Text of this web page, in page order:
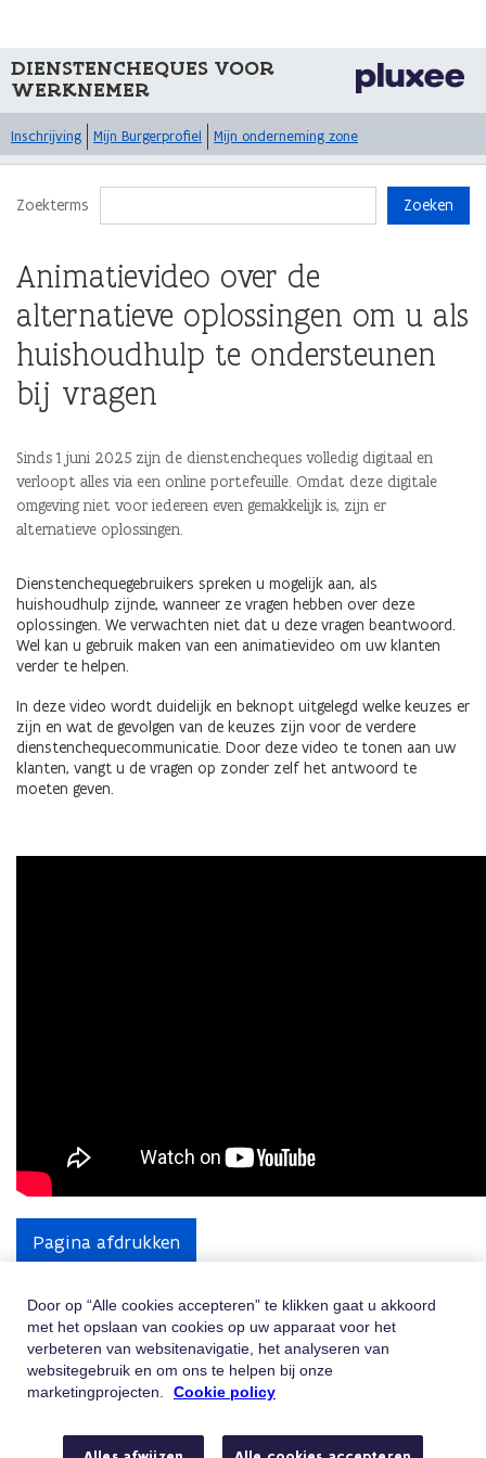
DIENSTENCHEQUES VOOR
WERKNEMER
Inschrijving Mijn Burgerprofiel Mijn onderneming zone
Zoekterms Zoeken
Animatievideo over de
alternatieve oplossingen om u als
huishoudhulp te ondersteunen
bij vragen
Sinds 1 juni 2025 zijn de dienstencheques volledig digitaal en
verloopt alles via een online portefeuille. Omdat deze digitale
omgeving niet voor iedereen even gemakkelijk is, zijn er
alternatieve oplossingen.
Dienstenchequegebruikers spreken u mogelijk aan, als
huishoudhulp zijnde, wanneer ze vragen hebben over deze
oplossingen. We verwachten niet dat u deze vragen beantwoord.
Wel kan u gebruik maken van een animatievideo om uw klanten
verder te helpen.
In deze video wordt duidelijk en beknopt uitgelegd welke keuzes er
zijn en wat de gevolgen van de keuzes zijn voor de verdere
dienstenchequecommunicatie. Door deze video te tonen aan uw
klanten, vangt u de vragen op zonder zelf het antwoord te
moeten geven.
Pagina afdrukken
Hulp Nodig
Vindt u niet wat u zoekt? Contacteer ons
Telefoon
Bel 02/547.54.93
Door op “Alle cookies accepteren” te klikken gaat u akkoord
met het opslaan van cookies op uw apparaat voor het
verbeteren van websitenavigatie, het analyseren van
websitegebruik en om ons te helpen bij onze
marketingprojecten.
Cookie policy